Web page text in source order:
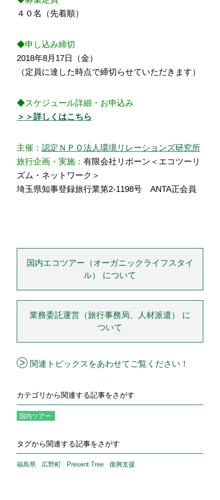
４０名（先着順）
◆申し込み締切
2018年8月17日（金）
（定員に達した時点で締切らせていただきます）
◆スケジュール詳細・お申込み
＞＞詳しくはこちら
主催： 認定ＮＰＯ法人環境リレーションズ研究所
旅行企画・実施： 有限会社リボーン＜エコツーリ
ズム・ネットワーク＞
埼玉県知事登録旅行業第2-1198号 ANTA正会員
国内エコツアー（オーガニックライフスタイ
ル） について
業務委託運営（旅行事務局、人材派遣） に
ついて
関連トピックスをあわせてご覧ください！
カテゴリから関連する記事をさがす
国内ツアー
タグから関連する記事をさがす
福島県 広野町 Present Tree 復興支援